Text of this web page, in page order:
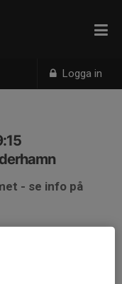
Logga in
- se info på